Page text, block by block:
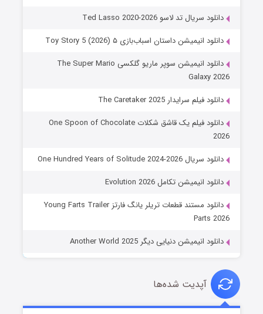
دانلود سریال تد لاسو Ted Lasso 2020-2026
دانلود انیمیشن داستان اسباب‌بازی ۵ Toy Story 5 (2026)
دانلود انیمیشن سوپر ماریو گلکسی The Super Mario
Galaxy 2026
دانلود فیلم سرایدار The Caretaker 2025
دانلود فیلم یک قاشق شکلات One Spoon of Chocolate
2026
دانلود سریال One Hundred Years of Solitude 2024-2026
دانلود انیمیشن تکامل Evolution 2026
دانلود مستند قطعات تریلر یانگ فارتز Young Farts Trailer
Parts 2026
دانلود انیمیشن دنیایی دیگر Another World 2025
آپدیت شده‌ها